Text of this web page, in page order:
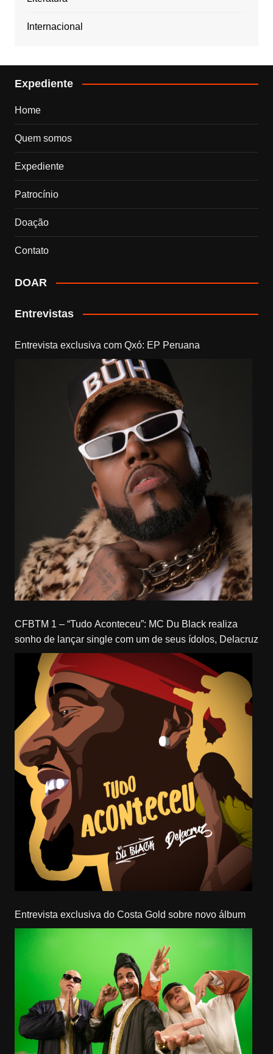
Internacional
Expediente
Home
Quem somos
Expediente
Patrocínio
Doação
Contato
DOAR
Entrevistas
Entrevista exclusiva com Qxó: EP Peruana
CFBTM 1 – “Tudo Aconteceu”: MC Du Black realiza
sonho de lançar single com um de seus ídolos, Delacruz
Entrevista exclusiva do Costa Gold sobre novo álbum